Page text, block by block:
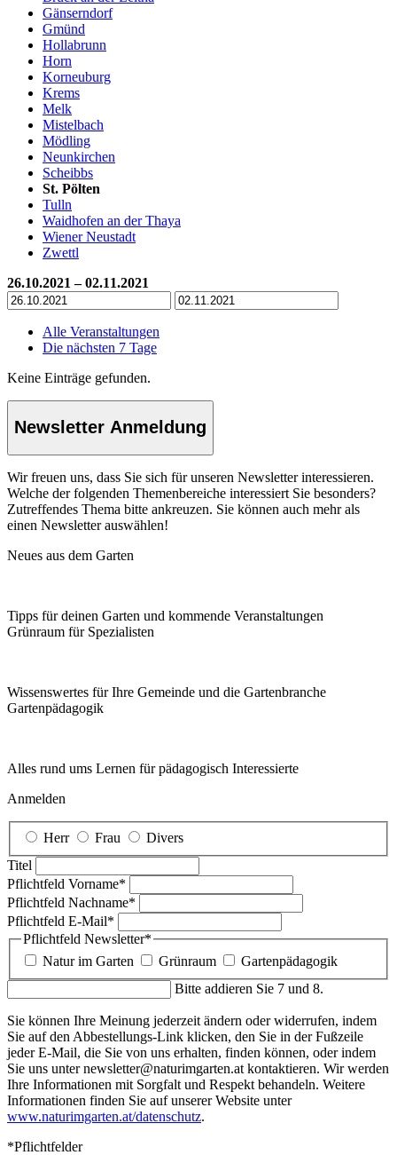
Gänserndorf
Gmünd
Hollabrunn
Horn
Korneuburg
Krems
Melk
Mistelbach
Mödling
Neunkirchen
Scheibbs
St. Pölten
Tulln
Waidhofen an der Thaya
Wiener Neustadt
Zwettl
26.10.2021 – 02.11.2021
Alle Veranstaltungen
Die nächsten 7 Tage
Keine Einträge gefunden.
Newsletter Anmeldung
Wir freuen uns, dass Sie sich für unseren Newsletter interessieren.
Welche der folgenden Themenbereiche interessiert Sie besonders?
Zutreffendes Thema bitte ankreuzen. Sie können auch mehr als
einen Newsletter auswählen!
Neues aus dem Garten
Tipps für deinen Garten und kommende Veranstaltungen
Grünraum für Spezialisten
Wissenswertes für Ihre Gemeinde und die Gartenbranche
Garten­pädagogik
Alles rund ums Lernen für pädagogisch Interessierte
Anmelden
Herr Frau
Divers
Titel
Pflichtfeld Vorname*
Pflichtfeld Nachname*
Pflichtfeld E-Mail*
Pflichtfeld Newsletter*
Natur im Garten
Grünraum
Gartenpädagogik
Bitte addieren Sie 7 und 8.
Sie können Ihre Meinung jederzeit ändern oder widerrufen, indem
Sie auf den Abbestellungs-Link klicken, den Sie in der Fußzeile
jeder E-Mail, die Sie von uns erhalten, finden können, oder indem
Sie uns unter newsletter@naturimgarten.at kontaktieren. Wir werden
Ihre Informationen mit Sorgfalt und Respekt behandeln. Weitere
Informationen finden Sie auf unserer Website unter
www.naturimgarten.at/datenschutz.
*Pflichtfelder